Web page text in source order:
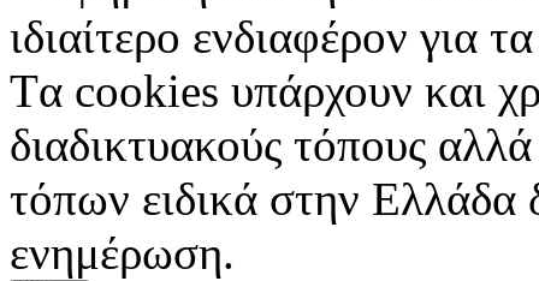
ιδιαίτερο ενδιαφέρον για
Tα cookies υπάρχουν και
διαδικτυακούς τόπους
τόπων ειδικά στην Ελλάδα
ενημέρωση.